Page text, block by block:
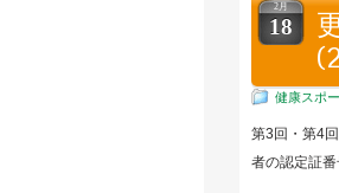
2月
18
健康スポ
第3回・第4
者の認定証